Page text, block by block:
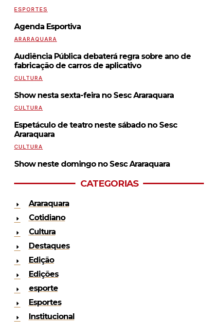
ESPORTES
Agenda Esportiva
ARARAQUARA
Audiência Pública debaterá regra sobre ano de
fabricação de carros de aplicativo
CULTURA
Show nesta sexta-feira no Sesc Araraquara
CULTURA
Espetáculo de teatro neste sábado no Sesc
Araraquara
CULTURA
Show neste domingo no Sesc Araraquara
CATEGORIAS
Araraquara
Cotidiano
Cultura
Destaques
Edição
Edições
esporte
Esportes
Institucional